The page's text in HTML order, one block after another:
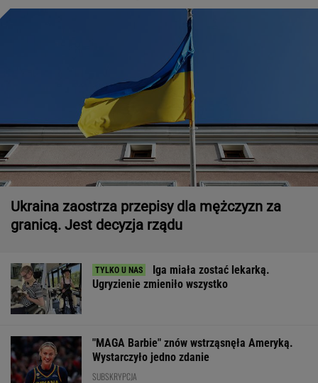
Ukraina zaostrza przepisy dla mężczyzn za
granicą. Jest decyzja rządu
Iga miała zostać lekarką.
Ugryzienie zmieniło wszystko
"MAGA Barbie" znów wstrząsnęła Ameryką.
Wystarczyło jedno zdanie
SUBSKRYPCJA